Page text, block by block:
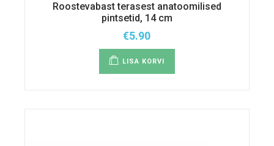
Roostevabast terasest anatoomilised
pintsetid, 14 cm
€5.90
LISA KORVI